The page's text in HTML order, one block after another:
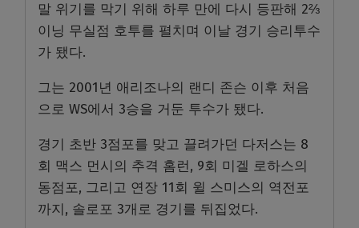
말 위기를 막기 위해 하루 만에 다시 등판해 2⅔
이닝 무실점 호투를 펼치며 이날 경기 승리투수
가 됐다.
그는 2001년 애리조나의 랜디 존슨 이후 처음
으로 WS에서 3승을 거둔 투수가 됐다.
경기 초반 3점포를 맞고 끌려가던 다저스는 8
회 맥스 먼시의 추격 홈런, 9회 미겔 로하스의
동점포, 그리고 연장 11회 윌 스미스의 역전포
까지, 솔로포 3개로 경기를 뒤집었다.